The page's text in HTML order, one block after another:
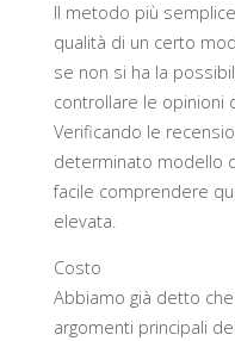
Il metodo più
qualità di un certo
se non si ha la
controllare le opinioni
Verificando le
determinato modello
facile comprendere
elevata.
Costo
Abbiamo già detto
argomenti principali